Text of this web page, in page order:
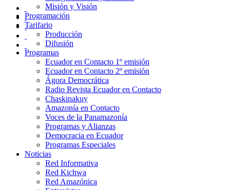
Misión y Visión
Programación
Tarifario
Producción
Difusión
Programas
Ecuador en Contacto 1º emisión
Ecuador en Contacto 2º emisión
Ágora Democrática
Radio Revista Ecuador en Contacto
Chaskinakuy
Amazonía en Contacto
Voces de la Panamazonía
Programas y Alianzas
Democracia en Ecuador
Programas Especiales
Noticias
Red Informativa
Red Kichwa
Red Amazónica